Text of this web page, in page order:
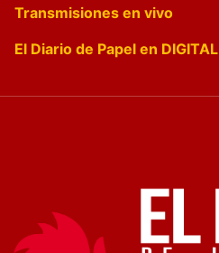
Transmisiones en vivo
El Diario de Papel en DIGITAL